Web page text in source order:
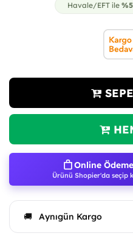
Havale/EFT ile %5
Online
Ürünü Shopier'da seçip
🚚 Aynıgün Kargo